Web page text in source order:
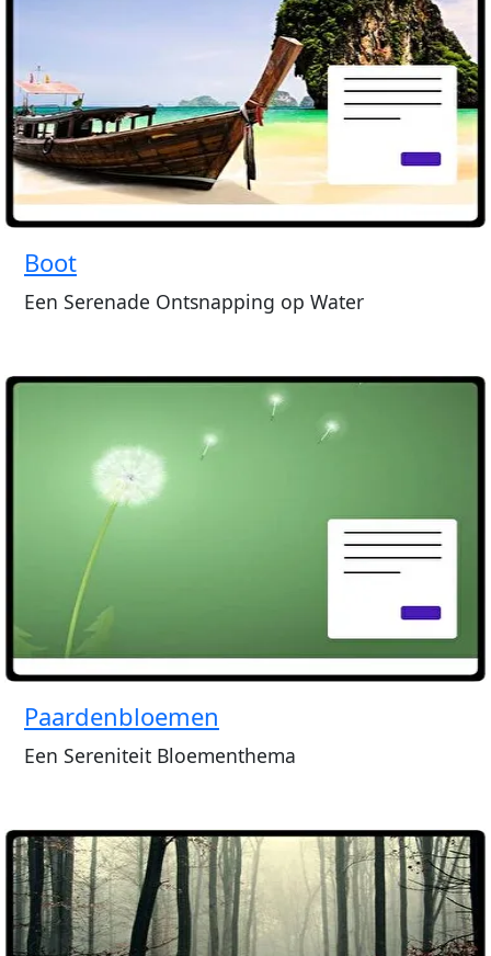
Boot
Een Serenade Ontsnapping op Water
Paardenbloemen
Een Sereniteit Bloementhema